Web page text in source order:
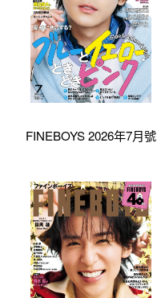
FINEBOYS 2026年7月號